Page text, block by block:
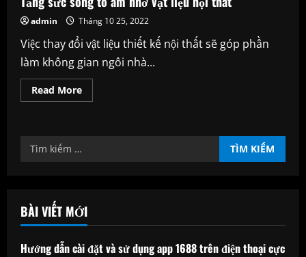
admin Tháng 10 25, 2022
Việc thay đổi vật liệu thiết kế nội thất sẽ góp phần
làm không gian ngôi nhà...
Read MoreRead
more
sống
nhờ
thất
Tìm
kiếm
BÀI VIẾT MỚI
Hướng dẫn cài đặt và sử dụng app 1688 trên điện thoại cực